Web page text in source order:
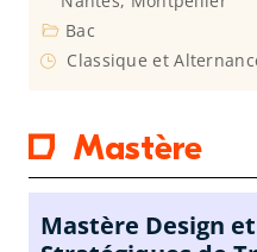
Bac
Classique et
Mastère
Mastère Design